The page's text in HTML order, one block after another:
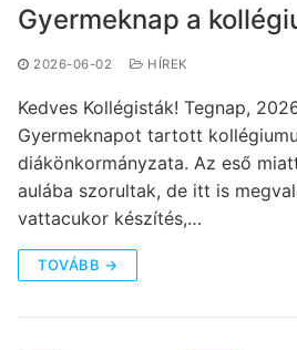
Gyermeknap a
2026-06-02 HÍREK
Kedves Kollégisták! Tegnap,
Gyermeknapot tartott
diákönkormányzata. Az eső
aulába szorultak, de itt is
vattacukor készítés,…
TOVÁBB →